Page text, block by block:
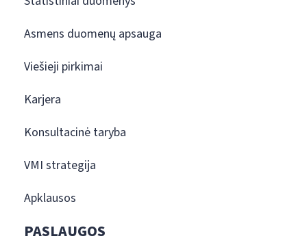
Asmens duomenų apsauga
Viešieji pirkimai
Karjera
Konsultacinė taryba
VMI strategija
Apklausos
PASLAUGOS